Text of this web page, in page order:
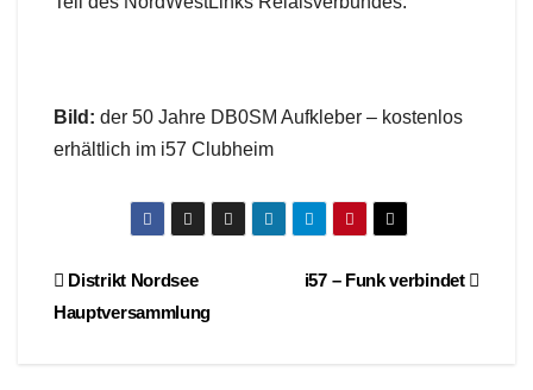
Bild: der 50 Jahre DB0SM Aufkleber – kostenlos
erhältlich im i57 Clubheim
Beitragsnavigationi57 – Funk verbindet
Distrikt Nordsee
Hauptversammlung